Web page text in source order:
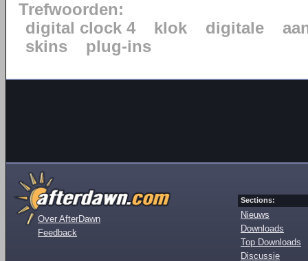
Trefwoorden:
digital clock 4
klok digitale
skins
plug-ins
Over AfterDawn
Feedback
Sections:
Nieuws
Downloads
Top Downloads
Discussie